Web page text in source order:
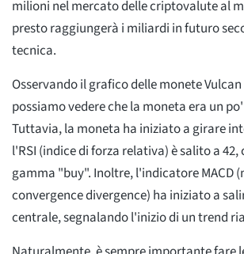
milioni nel mercato delle criptovalute al
presto raggiungerà i miliardi in futuro
tecnica.
Osservando il grafico delle monete Vulcan
possiamo vedere che la moneta era un
Tuttavia, la moneta ha iniziato a girare
l'RSI (indice di forza relativa) è salito a 42,
gamma "buy". Inoltre, l'indicatore MACD
convergence divergence) ha iniziato a
centrale, segnalando l'inizio di un trend